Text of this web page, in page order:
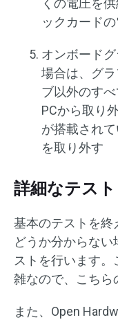
くの電圧を
ックカード
オンボード
場合は、グ
ブ以外のす
PCから取り
が搭載され
を取り外す
詳細なテスト
基本のテストを終
どうか分からな
ストを行います
雑なので、こちら
また、Open